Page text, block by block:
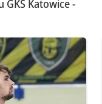
GKS Katowice -